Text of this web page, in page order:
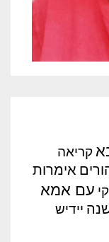
קריאה
אימרות
עם אמא
יידיש